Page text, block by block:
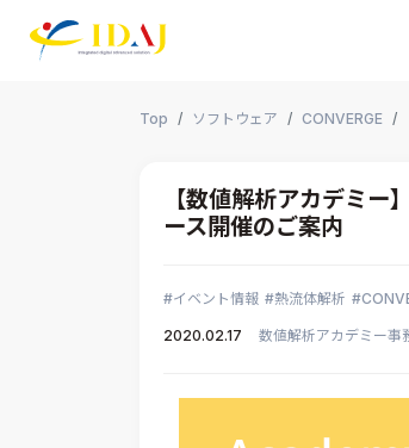
Top ソフトウェア CONVERGE
【数値解析アカデミ
ース開催のご案内
イベント情報 熱流体解析
2020.02.17 数値解析アカデミー事